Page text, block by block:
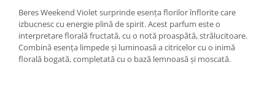
Beres Weekend Violet surprinde esența florilor înflorite care
izbucnesc cu energie plină de spirit. Acest parfum este o
interpretare florală fructată, cu o notă proaspătă, strălucitoare.
Combină esența limpede și luminoasă a citricelor cu o inimă
florală bogată, completată cu o bază lemnoasă și moscată.